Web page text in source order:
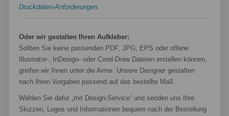
Druckdaten-Anforderungen
Oder wir gestalten Ihren Aufkleber:
Sollten Sie keine passenden PDF, JPG, EPS oder offene
Illustrator-, InDesign- oder Corel-Draw Dateien erstellen können,
greifen wir Ihnen unter die Arme. Unsere Designer gestalten
nach Ihren Vorgaben passend auf das bestellte Maß.
Wählen Sie dafür „mit Design-Service“ und senden uns Ihre
Skizzen, Logos und Informationen bequem nach der Bestellung